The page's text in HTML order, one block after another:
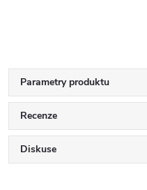
Parametry produktu
Recenze
Diskuse